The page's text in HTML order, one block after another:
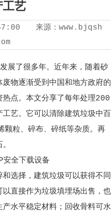
工艺
来源： www.bjqsh
展了很多年。近年来，随着砂
物逐渐受到中国和地方政府的
点。本文分享了每年处理200
艺。它可以清除建筑垃圾中百
颗粒、碎布、碎纸等杂质。再
选择，建筑垃圾可以获得不同
直接作为垃圾填埋场出售，也
水平稳定材料；回收骨料可水